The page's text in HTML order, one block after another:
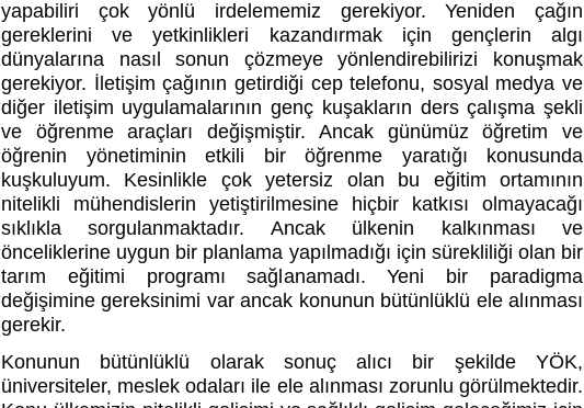
yapabiliri çok yönlü irdelememiz gerekiyor. Yeniden çağın
gereklerini ve yetkinlikleri kazandırmak için gençlerin algı
dünyalarına nasıl sonun çözmeye yönlendirebilirizi konuşmak
gerekiyor. İletişim çağının getirdiği cep telefonu, sosyal medya ve
diğer iletişim uygulamalarının genç kuşakların ders çalışma şekli
ve öğrenme araçları değişmiştir. Ancak günümüz öğretim ve
öğrenin yönetiminin etkili bir öğrenme yaratığı konusunda
kuşkuluyum. Kesinlikle çok yetersiz olan bu eğitim ortamının
nitelikli mühendislerin yetiştirilmesine hiçbir katkısı olmayacağı
sıklıkla sorgulanmaktadır. Ancak ülkenin kalkınması ve
önceliklerine uygun bir planlama yapılmadığı için sürekliliği olan bir
tarım eğitimi programı sağlanamadı. Yeni bir paradigma
değişimine gereksinimi var ancak konunun bütünlüklü ele alınması
gerekir.
Konunun bütünlüklü olarak sonuç alıcı bir şekilde YÖK,
üniversiteler, meslek odaları ile ele alınması zorunlu görülmektedir.